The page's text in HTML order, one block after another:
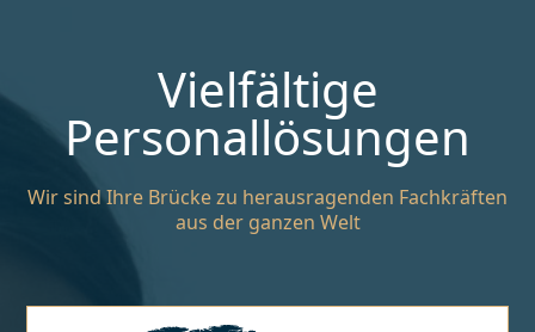
Vielfältige
Personallösungen
Wir sind Ihre Brücke zu herausragenden Fachkräften
aus der ganzen Welt